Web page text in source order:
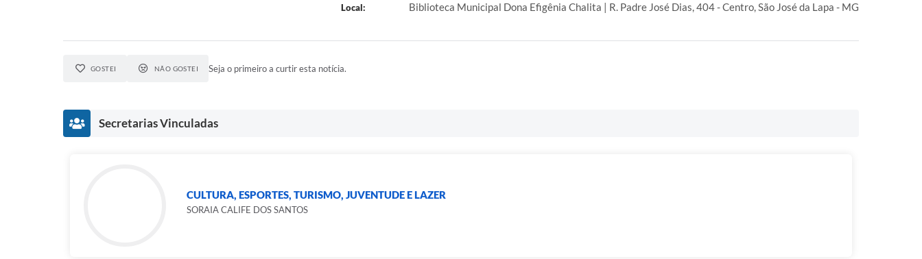
Local: Biblioteca Municipal Dona Efigênia Chalita | R. Padre José Dias, 404 - Centro, São José da Lapa - MG
GOSTEI NÃO GOSTEI Seja o primeiro a curtir esta notícia.
Secretarias Vinculadas
CULTURA, ESPORTES, TURISMO, JUVENTUDE E LAZER
SORAIA CALIFE DOS SANTOS